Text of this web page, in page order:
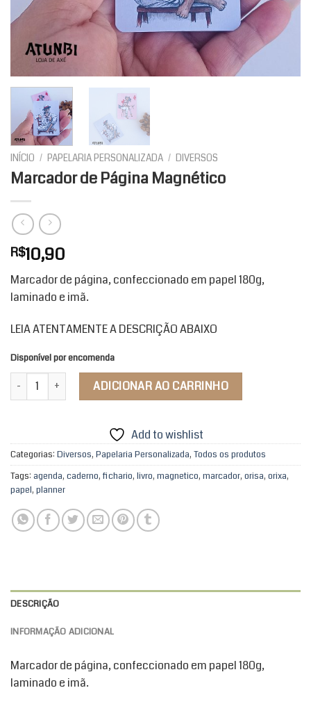
INÍCIO / PAPELARIA PERSONALIZADA / DIVERSOS
Marcador de Página Magnético
R$10,90
Marcador de página, confeccionado em papel 180g,
laminado e imã.
LEIA ATENTAMENTE A DESCRIÇÃO ABAIXO
Disponível por encomenda
Marcador de Página Magnético quantidade
ADICIONAR AO CARRINHO
Add to wishlist
Categorias: Diversos, Papelaria Personalizada, Todos os produtos
Tags: agenda, caderno, fichario, livro, magnetico, marcador, orisa, orixa,
papel, planner
DESCRIÇÃO
INFORMAÇÃO ADICIONAL
Marcador de página, confeccionado em papel 180g,
laminado e imã.